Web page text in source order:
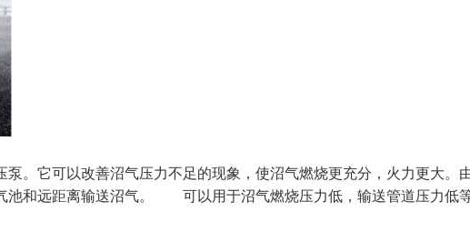
它可以改善沼气压力不足的现象，使沼气燃烧更充分，火力更大。
池和远距离输送沼气。 可以用于沼气燃烧压力低，输送管道压力低